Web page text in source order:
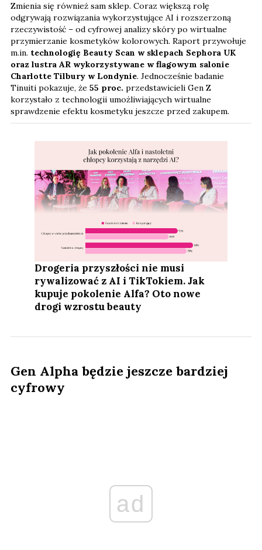
Zmienia się również sam sklep. Coraz większą rolę
odgrywają rozwiązania wykorzystujące AI i rozszerzoną
rzeczywistość – od cyfrowej analizy skóry po wirtualne
przymierzanie kosmetyków kolorowych. Raport przywołuje
m.in. technologię Beauty Scan w sklepach Sephora UK
oraz lustra AR wykorzystywane w flagowym salonie
Charlotte Tilbury w Londynie. Jednocześnie badanie
Tinuiti pokazuje, że 55 proc. przedstawicieli Gen Z
korzystało z technologii umożliwiających wirtualne
sprawdzenie efektu kosmetyku jeszcze przed zakupem.
Drogeria przyszłości nie musi
rywalizować z AI i TikTokiem. Jak
kupuje pokolenie Alfa? Oto nowe
drogi wzrostu beauty
Gen Alpha będzie jeszcze bardziej
cyfrowy
ad